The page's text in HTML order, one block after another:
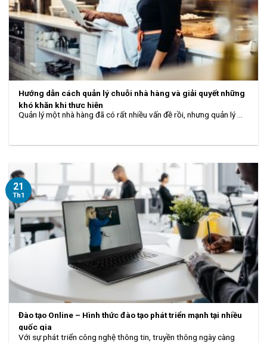
Hướng dẫn cách quản lý chuỗi nhà hàng và giải quyết những
khó khăn khi thực hiện
Quản lý một nhà hàng đã có rất nhiều vấn đề rồi, nhưng quản lý ...
Đào tạo Online – Hình thức đào tạo phát triển mạnh tại nhiều
quốc gia
Với sự phát triển công nghệ thông tin, truyền thông ngày càng
21
Th1